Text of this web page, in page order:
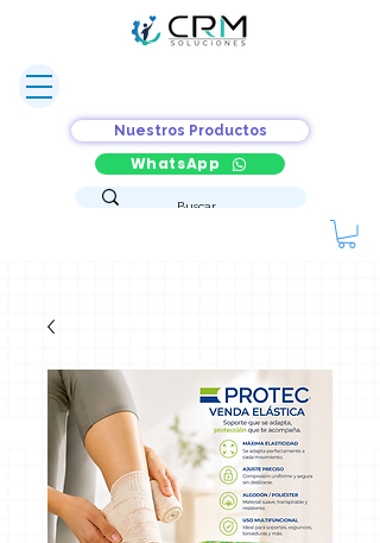
Nuestros Productos
WhatsApp